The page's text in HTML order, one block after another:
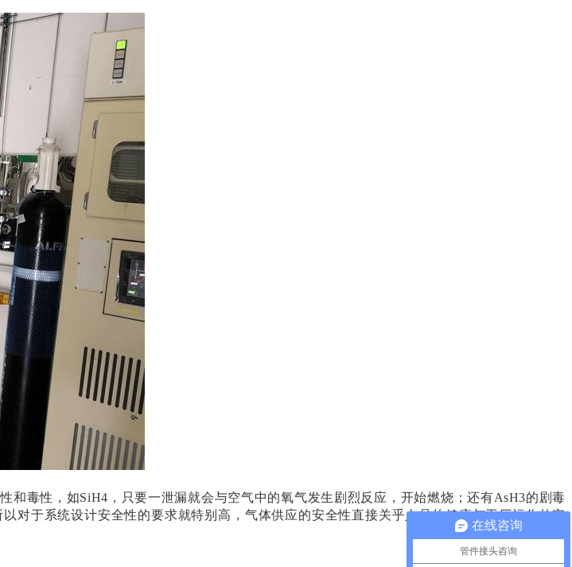
和毒性，如SiH4，只要一泄漏就会与空气中的氧气发生剧烈反应，开始燃烧；还有AsH3的剧毒
对于系统设计安全性的要求就特别高，气体供应的安全性直接关乎人员的健康与工厂运作的安
在线咨询
管件接头咨询